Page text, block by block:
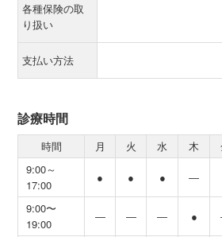
各種保険の取
り扱い
支払い方法
診療時間
時間 月 火 水 木
9:00～
17:00
● ● ● ―
9:00〜
19:00
― ― ― ●